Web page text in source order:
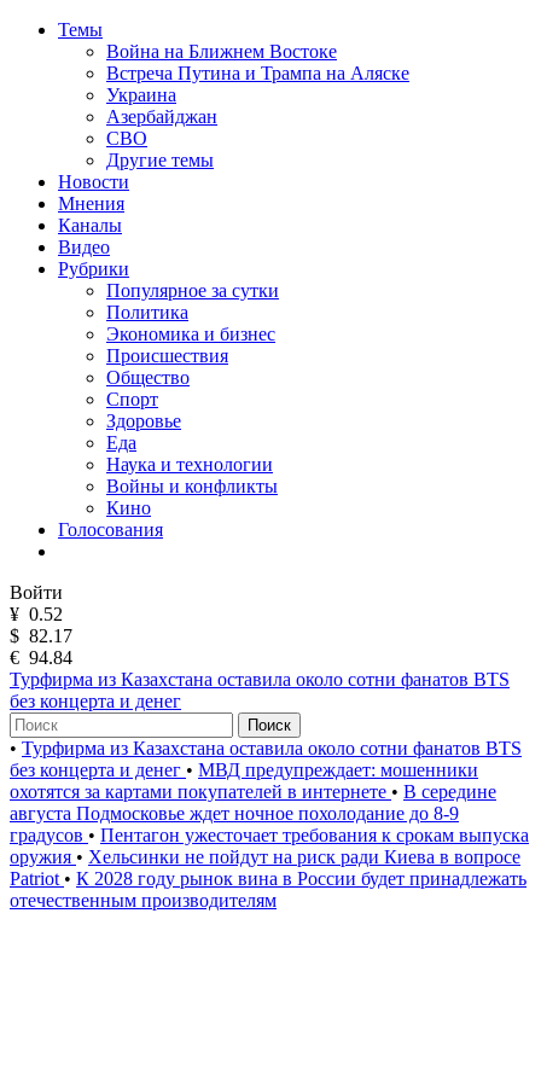
Темы
Война на Ближнем Востоке
Встреча Путина и Трампа на Аляске
Украина
Азербайджан
СВО
Другие темы
Новости
Мнения
Каналы
Видео
Рубрики
Популярное за сутки
Политика
Экономика и бизнес
Происшествия
Общество
Спорт
Здоровье
Еда
Наука и технологии
Войны и конфликты
Кино
Голосования
Войти
¥ 0.52
$ 82.17
€ 94.84
Турфирма из Казахстана оставила около сотни фанатов BTS
без концерта и денег
Поиск
• Турфирма из Казахстана оставила около сотни фанатов BTS
без концерта и денег • МВД предупреждает: мошенники
охотятся за картами покупателей в интернете • В середине
августа Подмосковье ждет ночное похолодание до 8-9
градусов • Пентагон ужесточает требования к срокам выпуска
оружия • Хельсинки не пойдут на риск ради Киева в вопросе
Patriot • К 2028 году рынок вина в России будет принадлежать
отечественным производителям